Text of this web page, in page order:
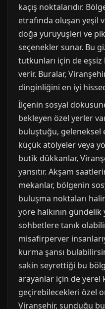
kaçış noktalarıdır.
etrafında oluşan yeşil
doğa yürüyüşleri ve
seçenekler sunar. Bu
tutkunları için de eşsiz
verir. Buralar,
dinginliğini en iyi
İlçenin sosyal
bekleyen özel yerler
buluştuğu, geleneksel
küçük atölyeler veya
butik dükkanlar,
yansıtır. Akşam
mekanlar, bölgenin
buluşma noktaları
yöre halkının
sohbetlere tanık
misafirperver
kurma şansı
sakin seyrettiği bu
arayanlar için de yerel
geçirebilecekleri özel
Viranşehir, sunduğu